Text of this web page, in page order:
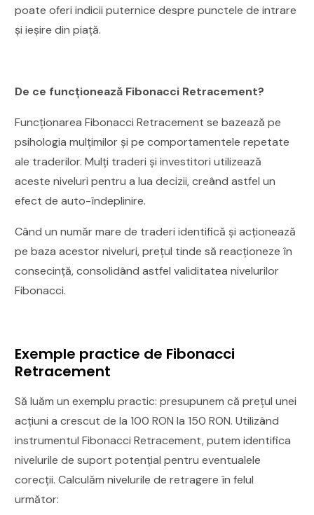
poate oferi indicii puternice despre punctele de intrare
și ieșire din piață.
De ce funcționează Fibonacci Retracement?
Funcționarea Fibonacci Retracement se bazează pe
psihologia mulțimilor și pe comportamentele repetate
ale traderilor. Mulți traderi și investitori utilizează
aceste niveluri pentru a lua decizii, creând astfel un
efect de auto-îndeplinire.
Când un număr mare de traderi identifică și acționează
pe baza acestor niveluri, prețul tinde să reacționeze în
consecință, consolidând astfel validitatea nivelurilor
Fibonacci.
Exemple practice de Fibonacci
Retracement
Să luăm un exemplu practic: presupunem că prețul unei
acțiuni a crescut de la 100 RON la 150 RON. Utilizând
instrumentul Fibonacci Retracement, putem identifica
nivelurile de suport potențial pentru eventualele
corecții. Calculăm nivelurile de retragere în felul
următor: